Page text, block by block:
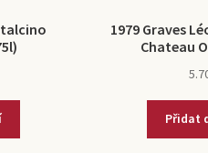
1979 Graves
Chateau
Přidat